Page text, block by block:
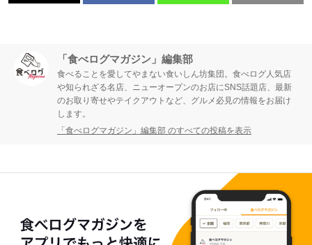
「食べログマガジン」編集部
食べることを愛してやまない食いしん坊集団。食べログ人気店
や知られざる名店、ニューオープンのお店にSNS話題店、最新
のお取り寄せやテイクアウトなど、グルメ必見の情報をお届け
します。
「食べログマガジン」編集部 のすべての投稿を表示